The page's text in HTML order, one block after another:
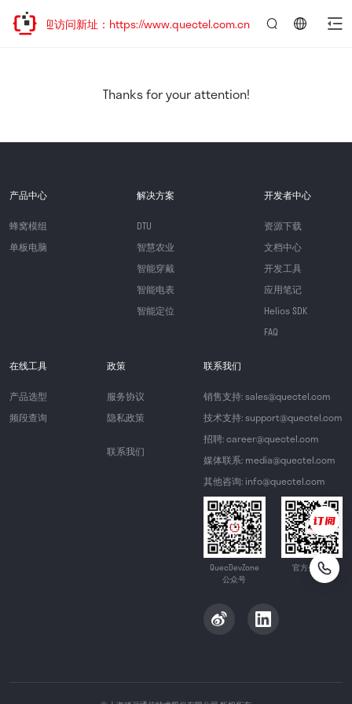
移，欢迎访问新址：https://www.quectel.com.cn
Thanks for your attention!
产品中心
蜂窝模组
单板电脑
解决方案
DTU
智慧农业
智能穿戴
智能电表
智能定位
开发者中心
资源下载
文档中心
开发工具
应用笔记
Helios SDK
FAQ
在线工具
产品选型
频段查询
政策
服务协议
隐私政策
联系我们
联系我们
销售支持: sales@quectel.com
技术支持: support@quectel.com
招聘: career@quectel.com
媒体联系: media@quectel.com
其他咨询: info@quectel.com
QuecDevZone
公众号
官方公众号